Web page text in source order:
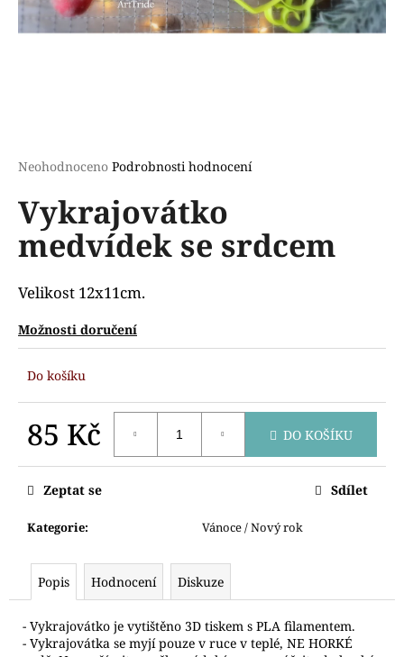
Průměrné
produktu
je
z
hvězdiček.
Neohodnoceno Podrobnosti hodnocení
Vykrajovátko
medvídek se srdcem
Velikost 12x11cm.
Možnosti doručení
Do košíku
85 Kč DO KOŠÍKU
Kategorie: Vánoce / Nový rok
Zeptat se Sdílet
Popis Hodnocení Diskuze
- Vykrajovátko je vytištěno 3D tiskem s PLA filamentem.
- Vykrajovátka se myjí pouze v ruce v teplé, NE HORKÉ
a
HLEDAT
D
p
o
u
č
u
e
m
VYKRAJOVÁTKA
AUTA
STAVEBNÍ
Kč